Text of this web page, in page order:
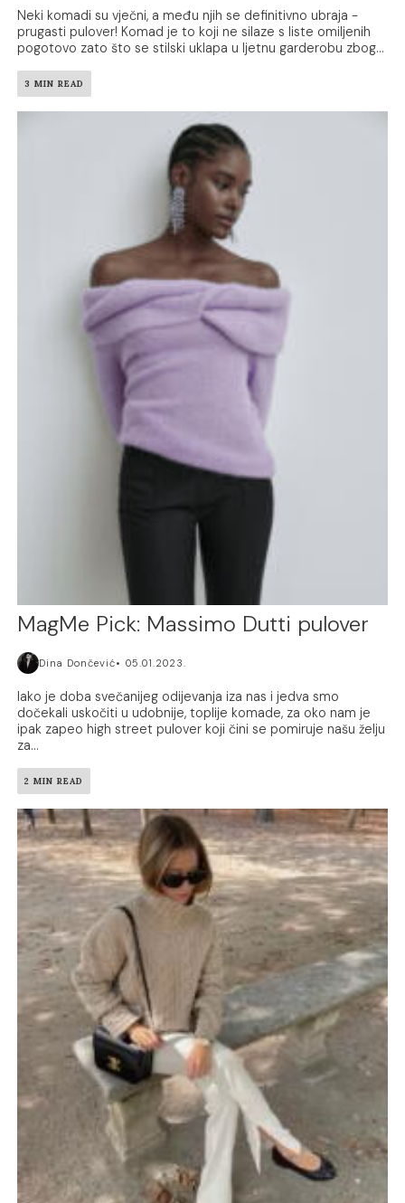
Neki komadi su vječni, a među njih se definitivno ubraja -
prugasti pulover! Komad je to koji ne silaze s liste omiljenih
pogotovo zato što se stilski uklapa u ljetnu garderobu zbog...
3 MIN READ
MagMe Pick: Massimo Dutti pulover
Dina Dončević 05.01.2023.
Iako je doba svečanijeg odijevanja iza nas i jedva smo
dočekali uskočiti u udobnije, toplije komade, za oko nam je
ipak zapeo high street pulover koji čini se pomiruje našu želju
za...
2 MIN READ